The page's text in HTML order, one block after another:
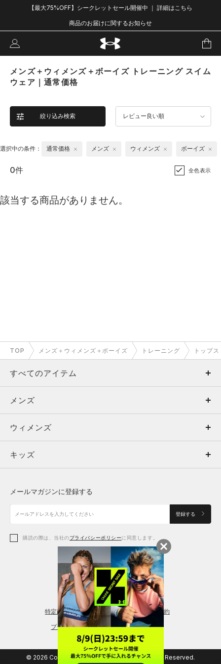
【最大75%OFF】シークレットセール開催中 ｜ 詳細はこちら
商品のお届けに関するお知らせ
メンズ＋ウィメンズ＋ボーイズ トレーニング スイム
ウェア｜通常価格
絞り込み検索 レビュー良い順
選択中の条件： 通常価格 メンズ ウィメンズ ボーイズ
0件 全色表示
該当する商品がありません。
TOP メンズ＋ウィメンズ＋ボーイズ トレーニング トップス
すべてのアイテム
メンズ
ウィメンズ
キッズ
アクセサリー
メンズ
トップス
ボトムス
アクセサリー
ウィメンズ
トップス
シューズ
アクセサリー
レギンス＆タイツ
キッズ
シューズ
メールマガジンに登録する
登録する
購読の際は、当社のプライバシーポリシーに同意します。
特定商取引法に基づく通販の表記 会員規約
プライバシーポリシー
© 2026 Copyright DOME Corporation. All Rights Reserved.